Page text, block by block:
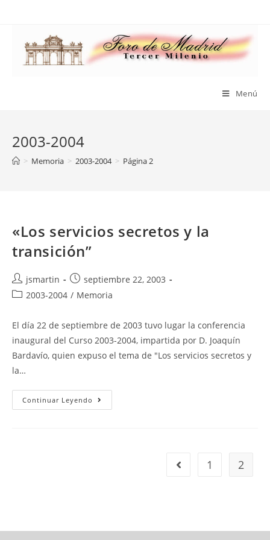
Menú
2003-2004
> Memoria > 2003-2004 > Página 2
«Los servicios secretos y la
transición”
Autor
de
jsmartin
Publicación
de
septiembre 22, 2003
Categoría
la
entrada:
2003-2004 / Memoria
El día 22 de septiembre de 2003 tuvo lugar la conferencia
inaugural del Curso 2003-2004, impartida por D. Joaquín
Bardavío, quien expuso el tema de "Los servicios secretos y
la…
Continuar Leyendo «Los
Servicios
Ir a la página anterior
1 2